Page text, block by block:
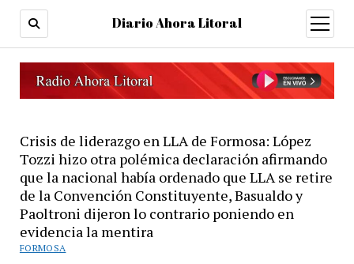
Diario Ahora Litoral
open
menu
Crisis de liderazgo en LLA de Formosa: López
Tozzi hizo otra polémica declaración afirmando
que la nacional había ordenado que LLA se retire
de la Convención Constituyente, Basualdo y
Paoltroni dijeron lo contrario poniendo en
evidencia la mentira
FORMOSA